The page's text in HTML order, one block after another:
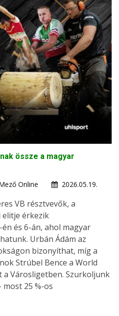
össze a magyar
Online
2026.05.19.
VB résztvevők, a
érkezik
és 6-án, ahol magyar
Urbán Ádám az
bizonyíthat, míg a
Strúbel Bence a World
a Városligetben. Szurkoljunk
25 %-os